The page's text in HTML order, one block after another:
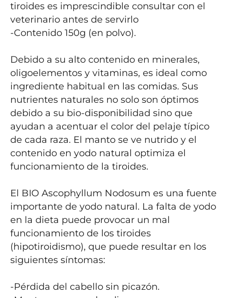
tiroides es imprescindible consultar con el
veterinario antes de servirlo
-Contenido 150g (en polvo).
Debido a su alto contenido en minerales,
oligoelementos y vitaminas, es ideal como
ingrediente habitual en las comidas. Sus
nutrientes naturales no solo son óptimos
debido a su bio-disponibilidad sino que
ayudan a acentuar el color del pelaje típico
de cada raza. El manto se ve nutrido y el
contenido en yodo natural optimiza el
funcionamiento de la tiroides.
El BIO Ascophyllum Nodosum es una fuente
importante de yodo natural. La falta de yodo
en la dieta puede provocar un mal
funcionamiento de los tiroides
(hipotiroidismo), que puede resultar en los
siguientes síntomas:
-Pérdida del cabello sin picazón.